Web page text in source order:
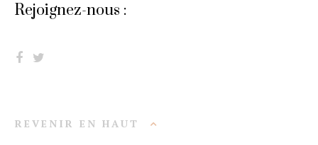
Rejoignez-nous :
REVENIR EN HAUT